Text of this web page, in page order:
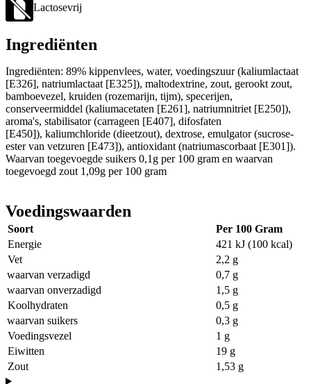
Lactosevrij
Ingrediënten
Ingrediënten: 89% kippenvlees, water, voedingszuur (kaliumlactaat
[E326], natriumlactaat [E325]), maltodextrine, zout, gerookt zout,
bamboevezel, kruiden (rozemarijn, tijm), specerijen,
conserveermiddel (kaliumacetaten [E261], natriumnitriet [E250]),
aroma's, stabilisator (carrageen [E407], difosfaten
[E450]), kaliumchloride (dieetzout), dextrose, emulgator (sucrose-
ester van vetzuren [E473]), antioxidant (natriumascorbaat [E301]).
Waarvan toegevoegde suikers 0,1g per 100 gram en waarvan
toegevoegd zout 1,09g per 100 gram
Voedingswaarden
Soort
Per 100 Gram
Energie
421 kJ (100 kcal)
Vet
2,2 g
waarvan verzadigd
0,7 g
waarvan onverzadigd
1,5 g
Koolhydraten
0,5 g
waarvan suikers
0,3 g
Voedingsvezel
1 g
Eiwitten
19 g
Zout
1,53 g